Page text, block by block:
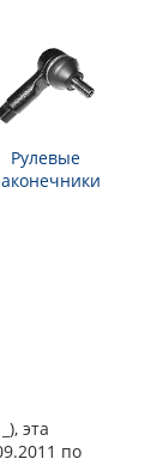
Рулевые
эта
по